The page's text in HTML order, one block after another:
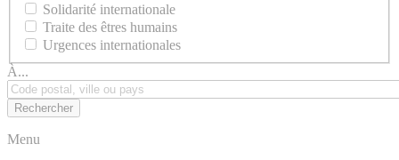
Solidarité internationale
Traite des êtres humains
Urgences internationales
À...
Menu